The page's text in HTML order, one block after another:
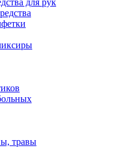
для рук
травы